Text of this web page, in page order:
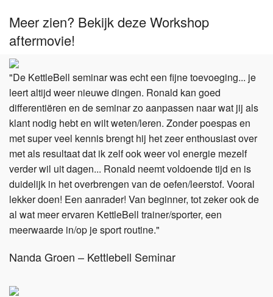
Meer zien? Bekijk deze Workshop
aftermovie!
"De KettleBell seminar was echt een fijne toevoeging... je
leert altijd weer nieuwe dingen. Ronald kan goed
differentiëren en de seminar zo aanpassen naar wat jij als
klant nodig hebt en wilt weten/leren. Zonder poespas en
met super veel kennis brengt hij het zeer enthousiast over
met als resultaat dat ik zelf ook weer vol energie mezelf
verder wil uit dagen... Ronald neemt voldoende tijd en is
duidelijk in het overbrengen van de oefen/leerstof. Vooral
lekker doen! Een aanrader! Van beginner, tot zeker ook de
al wat meer ervaren KettleBell trainer/sporter, een
meerwaarde in/op je sport routine."
Nanda Groen – Kettlebell Seminar